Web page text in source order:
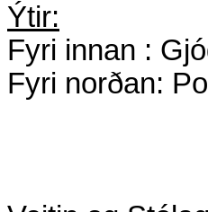
Ýtir:
Fyri innan :
Fyri norðan: